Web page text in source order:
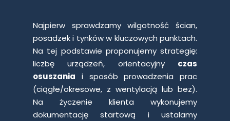
Najpierw sprawdzamy wilgotność ścian,
posadzek i tynków w kluczowych punktach.
Na tej podstawie proponujemy strategię:
liczbę urządzeń, orientacyjny czas
osuszania i sposób prowadzenia prac
(ciągłe/okresowe, z wentylacją lub bez).
Na życzenie klienta wykonujemy
dokumentację startową i ustalamy